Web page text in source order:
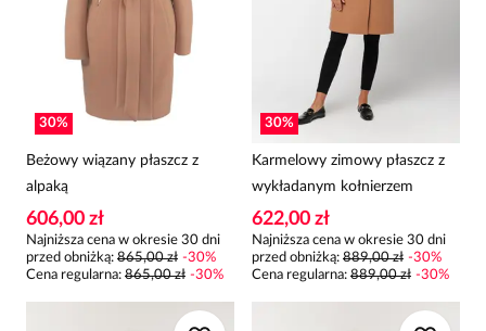
30%
Beżowy wiązany płaszcz z
alpaką
606,00 zł
Najniższa cena w okresie 30 dni
przed obniżką: 865,00 zł -30%
Cena regularna: 865,00 zł -30%
30%
Karmelowy zimowy płaszcz z
wykładanym kołnierzem
622,00 zł
Najniższa cena w okresie 30 dni
przed obniżką: 889,00 zł -30%
Cena regularna: 889,00 zł -30%